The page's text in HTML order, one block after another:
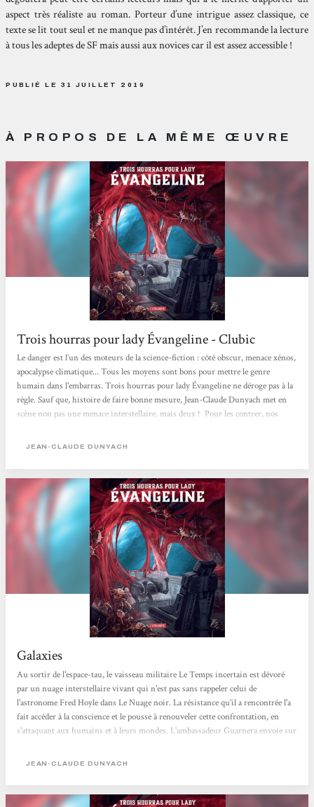
aspect très réaliste au roman. Porteur d’une intrigue assez classique, ce
texte se lit tout seul et ne manque pas d’intérêt. J’en recommande la lecture
à tous les adeptes de SF mais aussi aux novices car il est assez accessible !
PUBLIÉ LE 31 JUILLET 2019
À PROPOS DE LA MÊME ŒUVRE
Trois hourras pour lady Évangeline - Clubic
Le danger est l’un des moteurs de la science-fiction : côté obscur, menace xénos,
apocalypse climatique... Tous les moyens sont bons pour mettre le genre
humain dans l'embarras. Trois hourras pour lady Évangeline ne déroge pas à la
règle. Sauf que, histoire de faire bonne mesure, Jean-Claude Dunyach met en
scène non pas une menace interstellaire, mais deux ! Pour les contrer, nos
même d'humanité. Je vous donne tous les détails dans les paragraphes suivants.
JEAN-CLAUDE DUNYACH
Galaxies
Au sortir de l'espace-tau, le vaisseau militaire Le Temps incertain est dévoré
par un nuage interstellaire vivant qui n'est pas sans rappeler celui de
l'astronome Fred Hoyle dans Le Nuage noir. La résistance qu'il a rencontrée l'a
fait accéder à la conscience et le pousse à renouveler cette confrontation, en
s'attaquant aux humains et à leurs mondes. L'ambassadeur Guarnera envoie sur
comprendre ce qu'il s'est passé et de trouver une solution à une menace que
JEAN-CLAUDE DUNYACH